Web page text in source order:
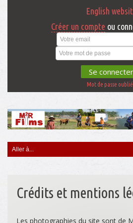
English
Créer un compte ou
Se connecter
Mot de passe oublié
Crédits et mentions
Les photographies du site sont de